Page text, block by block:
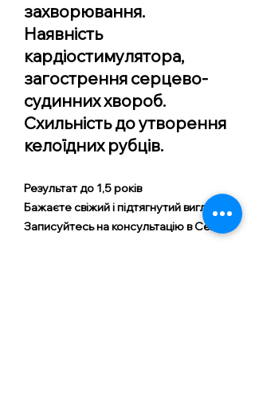
захворювання.
Наявність
кардіостимулятора,
загострення серцево-
судинних хвороб.
Схильність до утворення
келоїдних рубців.
Результат до 1,5 років
Бажаєте свіжий і підтягнутий вигляд?
Записуйтесь на консультацію в Селяві